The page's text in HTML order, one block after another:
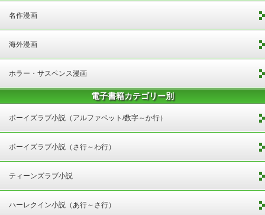
名作漫画
海外漫画
ホラー・サスペンス漫画
電子書籍カテゴリー別
ボーイズラブ小説（アルファベット/数字～か行）
ボーイズラブ小説（さ行～わ行）
ティーンズラブ小説
ハーレクイン小説（あ行～さ行）